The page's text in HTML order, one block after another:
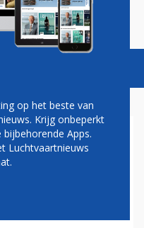
Vacatures
op het beste van
Krijg onbeperkt
Apps.
Luchtvaartnieuws